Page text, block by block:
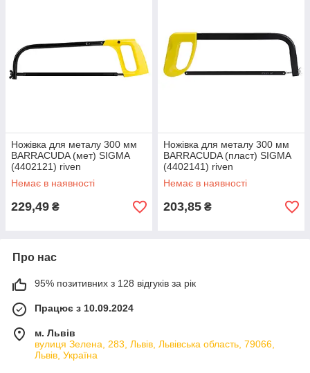
Ножівка для металу 300 мм
BARRACUDA (мет) SIGMA
(4402121) riven
Немає в наявності
229,49 ₴
Ножівка для металу 300 мм
BARRACUDA (пласт) SIGMA
(4402141) riven
Немає в наявності
203,85 ₴
Про нас
95% позитивних з 128 відгуків за рік
Працює з 10.09.2024
м. Львів
вулиця Зелена, 283, Львів, Львівська область, 79066,
Львів, Україна